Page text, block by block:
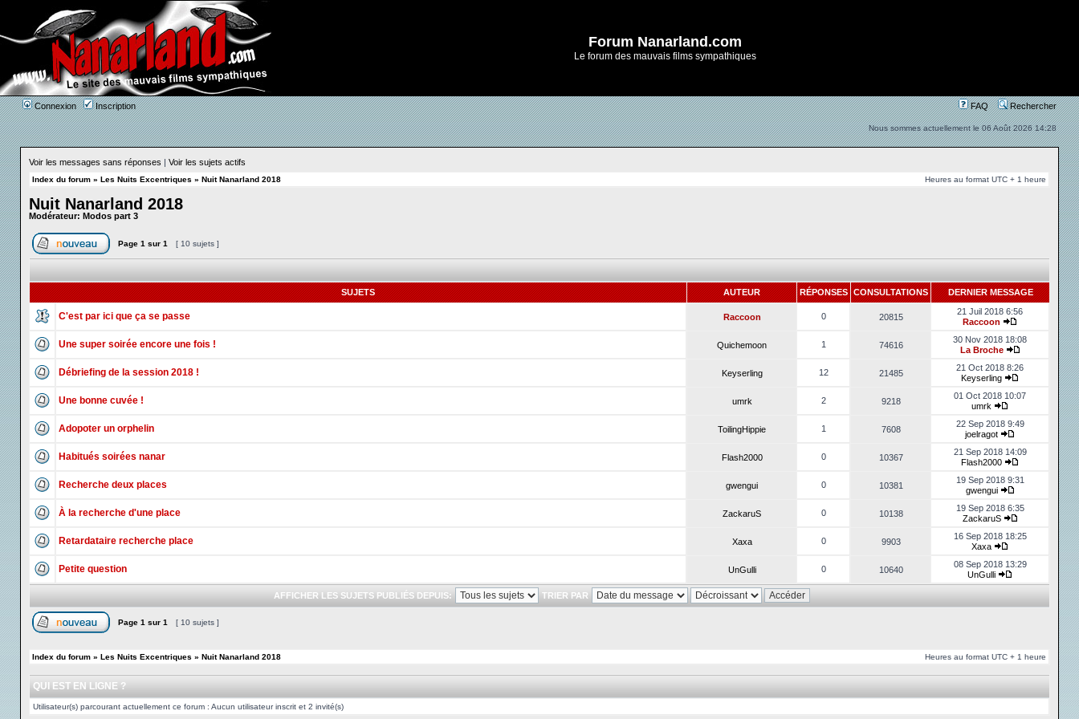
Forum Nanarland.com
Le forum des mauvais films sympathiques
Connexion Inscription FAQ Rechercher
Nous sommes actuellement le 06 Août 2026 14:28
Voir les messages sans réponses | Voir les sujets actifs
Index du forum » Les Nuits Excentriques » Nuit Nanarland 2018 Heures au format UTC + 1 heure
Nuit Nanarland 2018
Modérateur: Modos part 3
Page 1 sur 1 [ 10 sujets ]
SUJETS AUTEUR RÉPONSESCONSULTATIONS DERNIER MESSAGE
C'est par ici que ça se passe Raccoon 0 20815
21 Juil 2018 6:56
Raccoon
Une super soirée encore une fois ! Quichemoon 1 74616
30 Nov 2018 18:08
La Broche
Débriefing de la session 2018 ! Keyserling 12 21485
21 Oct 2018 8:26
Keyserling
Une bonne cuvée ! umrk 2 9218
01 Oct 2018 10:07
umrk
Adopoter un orphelin ToilingHippie 1 7608
22 Sep 2018 9:49
joelragot
Habitués soirées nanar Flash2000 0 10367
21 Sep 2018 14:09
Flash2000
Recherche deux places gwengui 0 10381
19 Sep 2018 9:31
gwengui
À la recherche d'une place ZackaruS 0 10138
19 Sep 2018 6:35
ZackaruS
Retardataire recherche place Xaxa 0 9903
16 Sep 2018 18:25
Xaxa
Petite question UnGulli 0 10640
08 Sep 2018 13:29
UnGulli
AFFICHER LES SUJETS PUBLIÉS DEPUIS: TRIER PAR
Page 1 sur 1 [ 10 sujets ]
Index du forum » Les Nuits Excentriques » Nuit Nanarland 2018 Heures au format UTC + 1 heure
QUI EST EN LIGNE ?
Utilisateur(s) parcourant actuellement ce forum : Aucun utilisateur inscrit et 2 invité(s)